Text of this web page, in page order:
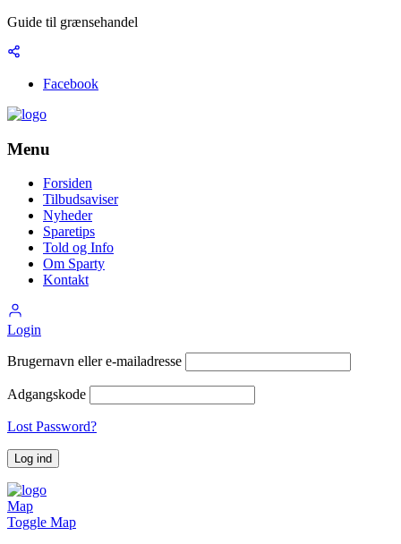
Guide til grænsehandel
Facebook
Menu
Forsiden
Tilbudsaviser
Nyheder
Sparetips
Told og Info
Om Sparty
Kontakt
Login
Brugernavn eller e-mailadresse
Adgangskode
Lost Password?
Map
Toggle Map